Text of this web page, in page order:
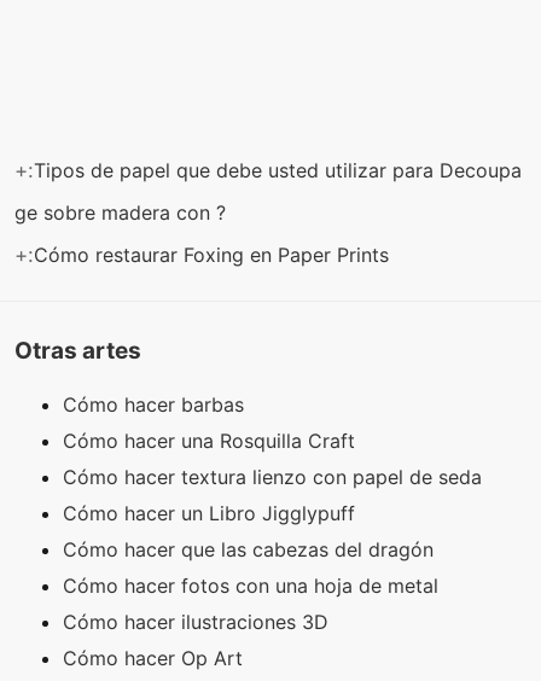
+:Tipos de papel que debe usted utilizar para Decoupa
ge sobre madera con ?
+:Cómo restaurar Foxing en Paper Prints
Otras artes
Cómo hacer barbas
Cómo hacer una Rosquilla Craft
Cómo hacer textura lienzo con papel de seda
Cómo hacer un Libro Jigglypuff
Cómo hacer que las cabezas del dragón
Cómo hacer fotos con una hoja de metal
Cómo hacer ilustraciones 3D
Cómo hacer Op Art